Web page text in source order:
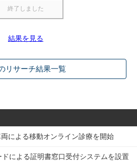
結果を見る
リサーチ結果一覧
両による移動オンライン診療を開始
による証明書窓口受付システムを設置